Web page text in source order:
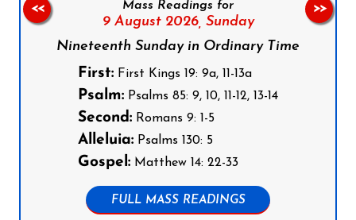
Mass Readings for
9 August 2026, Sunday
Nineteenth Sunday in Ordinary Time
First: First Kings 19: 9a, 11-13a
Psalm: Psalms 85: 9, 10, 11-12, 13-14
Second: Romans 9: 1-5
Alleluia: Psalms 130: 5
Gospel: Matthew 14: 22-33
FULL MASS READINGS
<< >>